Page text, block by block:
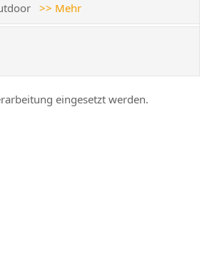
>> Mehr
eingesetzt werden.